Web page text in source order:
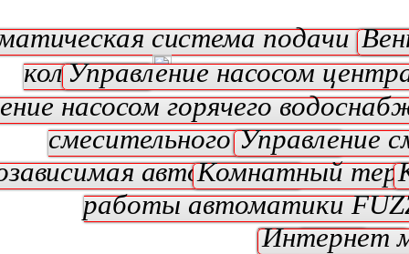
система подачи
колосники
Управление насосом
насосом горячего
смесительного клапана
Управление
автоматика
Комнатный
работы автоматики
оповещения
КПД
Интернет